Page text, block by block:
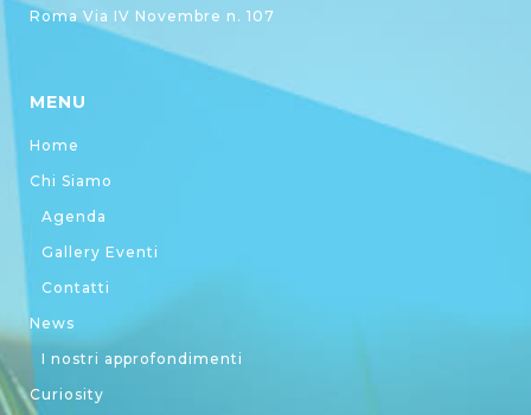
Roma Via IV Novembre n. 107
MENU
Home
Chi Siamo
Agenda
Gallery Eventi
Contatti
News
I nostri approfondimenti
Curiosity